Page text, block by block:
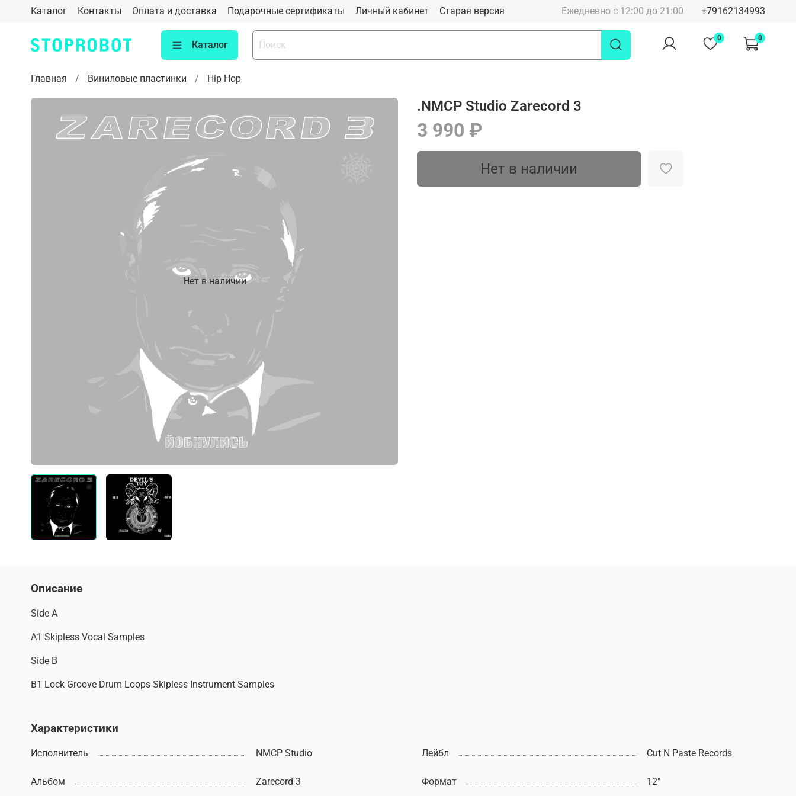
Каталог Контакты Оплата и доставка Подарочные сертификаты Личный кабинет Старая версия Ежедневно с 12:00 до 21:00 +79162134993
Каталог
0 0
Главная Виниловые пластинки Hip Hop
Нет в наличии
.NMCP Studio Zarecord 3
3 990 ₽
Нет в наличии
Описание
Side A
A1 Skipless Vocal Samples
Side B
B1 Lock Groove Drum Loops Skipless Instrument Samples
Характеристики
Исполнитель NMCP Studio Лейбл Cut N Paste Records
Альбом Zarecord 3 Формат 12"